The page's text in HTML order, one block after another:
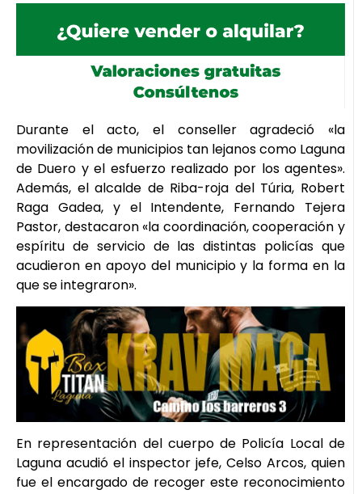
Durante el acto, el conseller agradeció «la
movilización de municipios tan lejanos como Laguna
de Duero y el esfuerzo realizado por los agentes».
Además, el alcalde de Riba-roja del Túria, Robert
Raga Gadea, y el Intendente, Fernando Tejera
Pastor, destacaron «la coordinación, cooperación y
espíritu de servicio de las distintas policías que
acudieron en apoyo del municipio y la forma en la
que se integraron».
En representación del cuerpo de Policía Local de
Laguna acudió el inspector jefe, Celso Arcos, quien
fue el encargado de recoger este reconocimiento